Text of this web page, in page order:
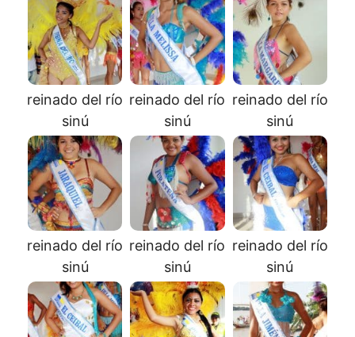
reinado del río
sinú
reinado del río
sinú
reinado del río
sinú
reinado del río
sinú
reinado del río
sinú
reinado del río
sinú